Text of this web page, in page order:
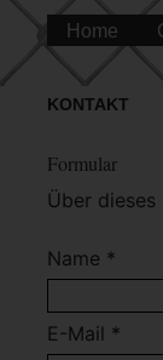
Home
KONTAKT
Formular
Über dieses
Name *
E-Mail *